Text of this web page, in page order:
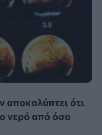
ότι
νερό από όσο